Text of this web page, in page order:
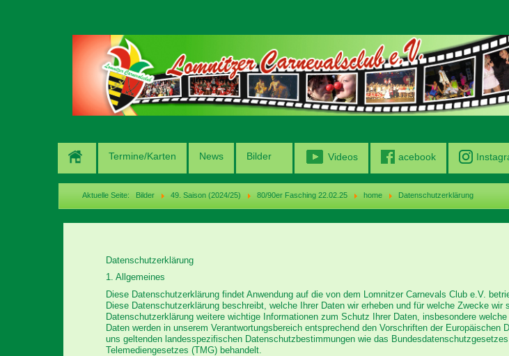
Termine/Karten News Bilder Videos acebook
Aktuelle Seite: Bilder 49. Saison (2024/25) 80/90er Fasching 22.02.25 home Datenschutzerklärung
Datenschutzerklärung
1. Allgemeines
Diese Datenschutzerklärung findet Anwendung auf die von dem Lomnitzer Carnevals Club e.V.
Diese Datenschutzerklärung beschreibt, welche Ihrer Daten wir erheben und für welche Zwecke
Datenschutzerklärung weitere wichtige Informationen zum Schutz Ihrer Daten, insbesondere
Daten werden in unserem Verantwortungsbereich entsprechend den Vorschriften der
uns geltenden landesspezifischen Datenschutzbestimmungen wie das
Telemediengesetzes (TMG) behandelt.